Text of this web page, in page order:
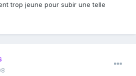
trop jeune pour subir une telle